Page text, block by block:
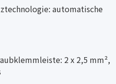
automatische
2 x 2,5 mm²,